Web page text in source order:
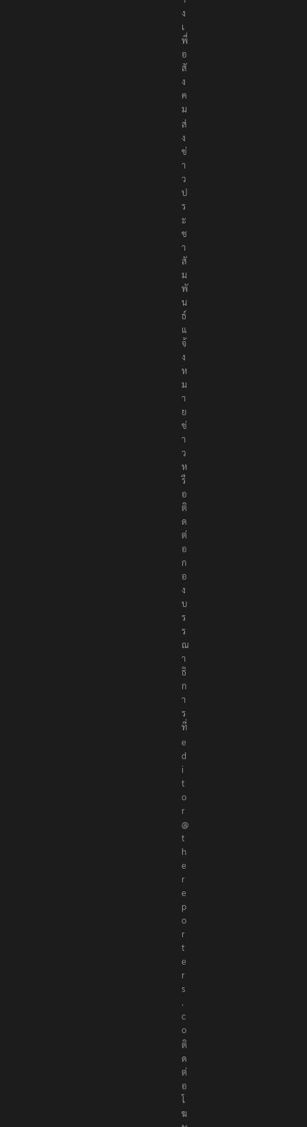
ง
เ
พื่
อ
สั
ง
ค
ม
ส่
ง
ข่
า
ว
ป
ร
ะ
ช
า
สั
ม
พั
น
ธ์
แ
จ้
ง
ห
ม
า
ย
ข่
า
ว
ห
รื
อ
ติ
ด
ต่
อ
ก
อ
ง
บ
ร
ร
ณ
า
ธิ
ก
า
ร
ที่
e
d
i
t
o
r
@
t
h
e
r
e
p
o
r
t
e
r
s
.
c
o
ติ
ด
ต่
อ
โ
ฆ